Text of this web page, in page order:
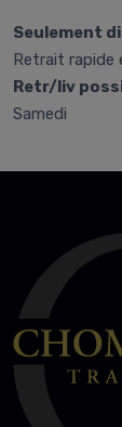
Seulement
Retrait rapide
Retr/liv
Samedi